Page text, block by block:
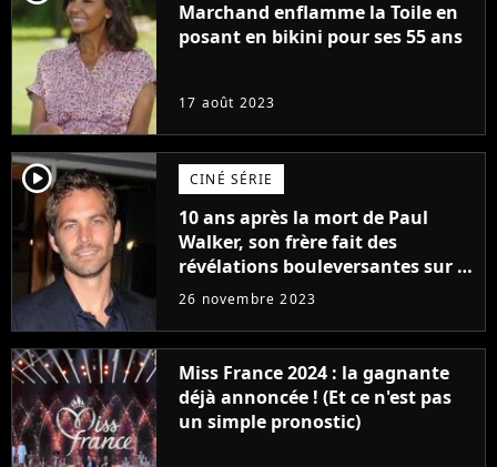
Marchand enflamme la Toile en
posant en bikini pour ses 55 ans
17 août 2023
player2 CINÉ SÉRIE
10 ans après la mort de Paul
Walker, son frère fait des
révélations bouleversantes sur la
réaction des acteurs de Fast and
26 novembre 2023
Miss France 2024 : la gagnante
déjà annoncée ! (Et ce n'est pas
un simple pronostic)